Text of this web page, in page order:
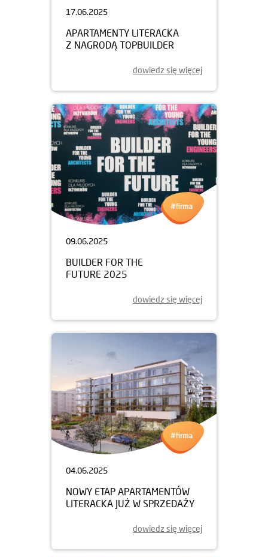
17.06.2025
APARTAMENTY LITERACKA
Z NAGRODĄ TOPBUILDER
dowiedz się więcej
09.06.2025
BUILDER FOR THE
FUTURE 2025
dowiedz się więcej
04.06.2025
NOWY ETAP APARTAMENTÓW
LITERACKA JUŻ W SPRZEDAŻY
dowiedz się więcej